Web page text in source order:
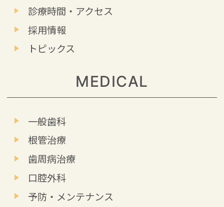
診療時間・アクセス
採用情報
トピックス
MEDICAL
一般歯科
根管治療
歯周病治療
口腔外科
予防・メンテナンス